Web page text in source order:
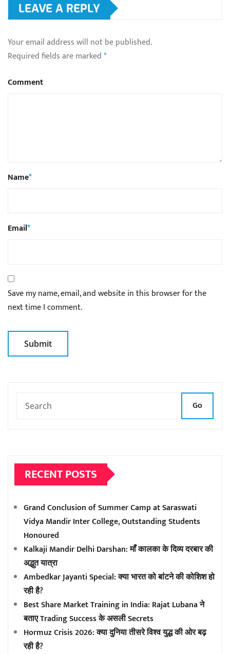
LEAVE A REPLY
Your email address will not be published.
Required fields are marked*
Comment
Name*
Email*
Save my name, email, and website in this browser for the
next time I comment.
Go
RECENT POSTS
Grand Conclusion of Summer Camp at Saraswati
Vidya Mandir Inter College, Outstanding Students
Honoured
Kalkaji Mandir Delhi Darshan: माँ कालका के दिव्य दरबार की
अद्भुत यात्रा
Ambedkar Jayanti Special: क्या भारत को बांटने की कोशिश हो
रही है?
Best Share Market Training in India: Rajat Lubana ने
बताए Trading Success के असली Secrets
Hormuz Crisis 2026: क्या दुनिया तीसरे विश्व युद्ध की ओर बढ़
रही है?